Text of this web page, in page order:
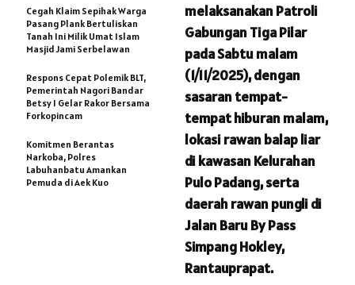
melaksanakan Patroli
Gabungan Tiga Pilar
pada Sabtu malam
(1/11/2025), dengan
sasaran tempat-
tempat hiburan malam,
lokasi rawan balap liar
di kawasan Kelurahan
Pulo Padang, serta
daerah rawan pungli di
Jalan Baru By Pass
Simpang Hokley,
Rantauprapat.
Cegah Klaim Sepihak Warga
Pasang Plank Bertuliskan
Tanah Ini Milik Umat Islam
Masjid Jami Serbelawan
Respons Cepat Polemik BLT,
Pemerintah Nagori Bandar
Betsy I Gelar Rakor Bersama
Forkopincam
Komitmen Berantas
Narkoba, Polres
Labuhanbatu Amankan
Pemuda di Aek Kuo